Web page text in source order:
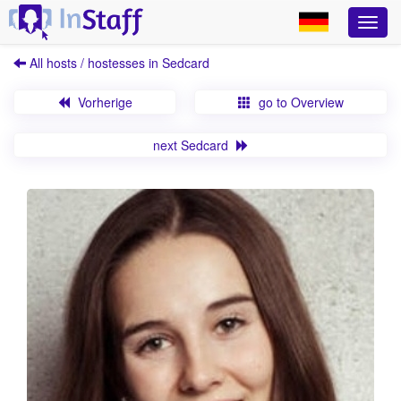
All hosts / hostesses in Sedcard
Vorherige go to Overview
next Sedcard